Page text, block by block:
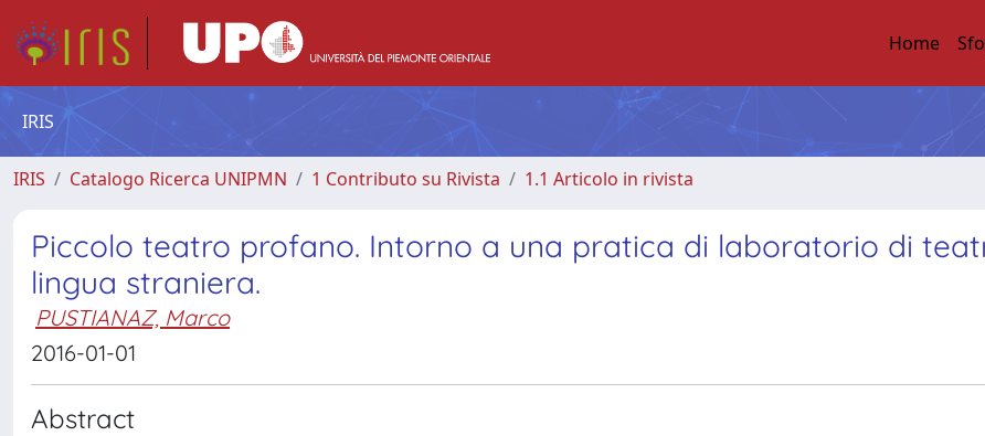
Home
IRIS
IRIS Catalogo Ricerca UNIPMN 1 Contributo su Rivista 1.1 Articolo in rivista
Piccolo teatro profano. Intorno a una pratica di laboratorio di
lingua straniera.
PUSTIANAZ, Marco
2016-01-01
Abstract